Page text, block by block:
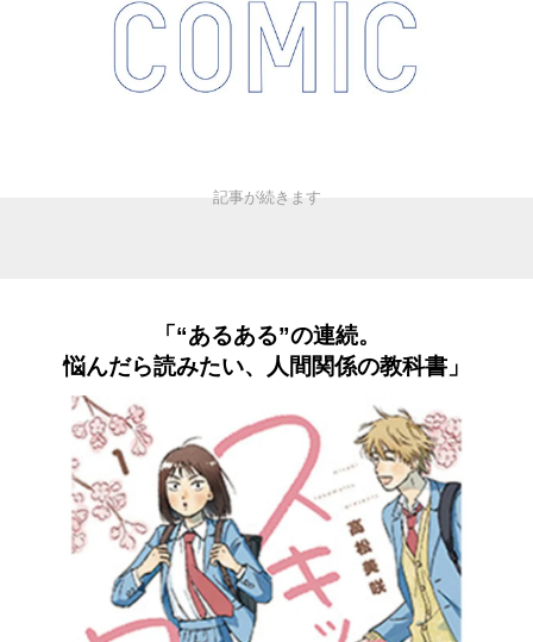
「“あるある”の連続。
悩んだら読みたい、人間関係の教科書」